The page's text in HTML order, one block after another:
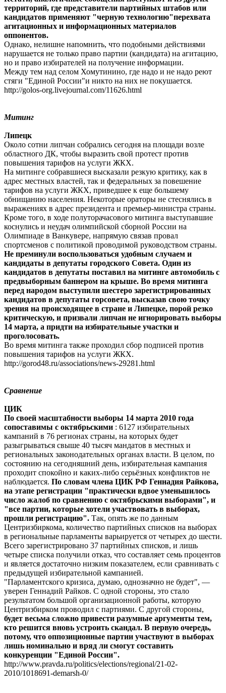
территорий, где представители партийных штабов или
кандидатов применяют "черную технологию"перехвата
агитационных и информационных материалов
оппонентов.
Однако, нелишне напомнить, что подобными действиями
нарушается не только право партии (кандидата) на агитацию,
но и право избирателей на получение информации.
Между тем над селом Хомутинино, где надо и не надо реют
стяги "Единой России"и никто на них не покушается.
http://golos-org.livejournal.com/11626.html
Митинг
Липецк
Около сотни липчан собрались сегодня на площади возле
областного ДК, чтобы выразить свой протест против
повышения тарифов на услуги ЖКХ.
На митинге собравшиеся высказали резкую критику, как в
адрес местных властей, так и федеральных за повешение
тарифов на услуги ЖКХ, приведшее к еще большему
обнищанию населения. Некоторые ораторы не стеснялись в
выражениях в адрес президента и премьер-министра страны.
Кроме того, в ходе полуторачасового митинга выступавшие
коснулись и неудач олимпийской сборной России на
Олимпиаде в Ванкувере, напрямую связав провал
спортсменов с политикой проводимой руководством страны.
Не преминули воспользоваться удобным случаем и
кандидаты в депутаты городского Совета. Один из
кандидатов в депутаты поставил на митинге автомобиль с
предвыборным баннером на крыше. Во время митинга
перед народом выступили шестеро зарегистрированных
кандидатов в депутаты горсовета, высказав свою точку
зрения на происходящее в стране и Липецке, порой резко
критическую, и призвали липчан не игнорировать выборы
14 марта, а придти на избирательные участки и
проголосовать.
Во время митинга также проходил сбор подписей против
повышения тарифов на услуги ЖКХ.
http://gorod48.ru/associations/news-29281.html
Сравнение
ЦИК
По своей масштабности выборы 14 марта 2010 года
сопоставимы с октябрьскими : 6127 избирательных
кампаний в 76 регионах страны, на которых будет
разыгрываться свыше 40 тысяч мандатов в местных и
региональных законодательных органах власти. В целом, по
состоянию на сегодняшний день, избирательная кампания
проходит спокойно и каких-либо серьёзных конфликтов не
наблюдается. По словам члена ЦИК РФ Геннадия Райкова,
на этапе регистрации "практически вдвое уменьшилось
число жалоб по сравнению с октябрьскими выборами", и
"все партии, которые хотели участвовать в выборах,
прошли регистрацию". Так, опять же по данным
Центризбиркома, количество партийных списков на выборах
в региональные парламенты варьируется от четырех до шести.
Всего зарегистрировано 37 партийных списков, и лишь
четыре списка получили отказ, что составляет семь процентов
и является достаточно низким показателем, если сравнивать с
предыдущей избирательной кампанией.
"Парламентского кризиса, думаю, однозначно не будет", —
уверен Геннадий Райков. С одной стороны, это стало
результатом большой организационной работы, которую
Центризбирком проводил с партиями. С другой стороны,
будет весьма сложно привести разумные аргументы тем,
кто решится вновь устроить скандал. В первую очередь,
потому, что оппозиционные партии участвуют в выборах
лишь номинально и вряд ли смогут составить
конкуренции "Единой России".
http://www.pravda.ru/politics/elections/regional/21-02-
2010/1018691-demarsh-0/